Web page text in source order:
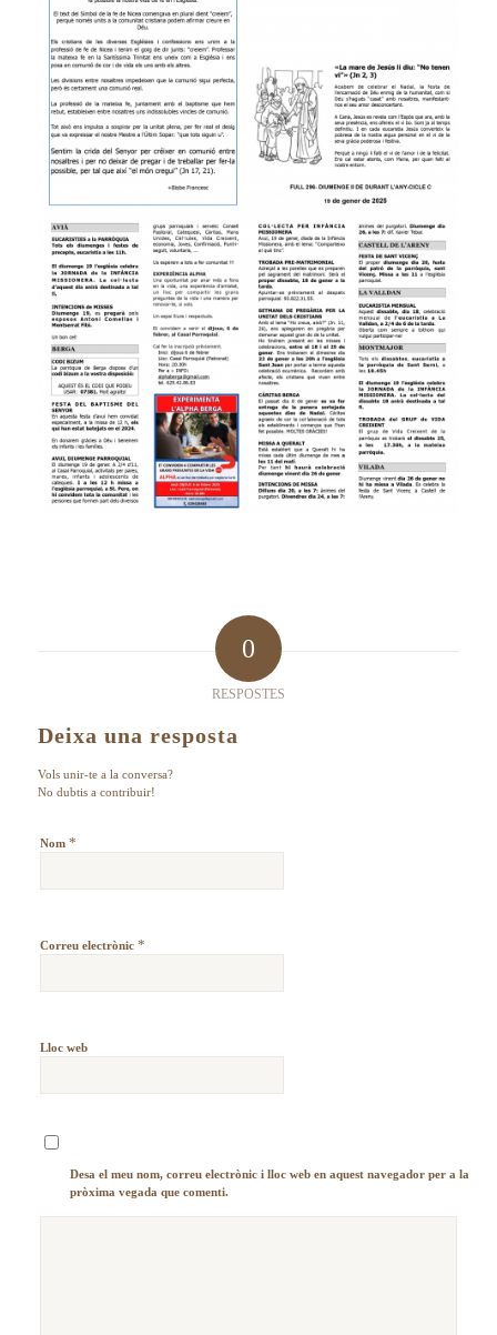
0
RESPOSTES
Deixa una resposta
Vols unir-te a la conversa?
No dubtis a contribuir!
Nom *
Correu electrònic *
Lloc web
Desa el meu nom, correu electrònic i lloc web en aquest navegador per a la
pròxima vegada que comenti.